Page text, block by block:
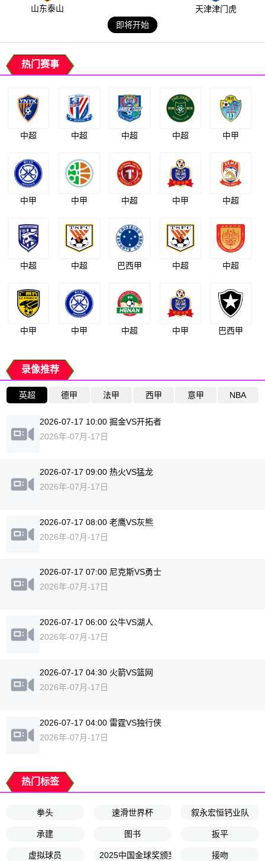
山东泰山
天津津门虎
即将开始
热门赛事
中超 中超 中超 中超 中甲
中甲 中甲 中超 中甲 中超
中超 中超 巴西甲 中超 中超
中甲 中甲 中超 中甲 巴西甲
录像推荐
英超 德甲 法甲 西甲 意甲 NBA
2026-07-17 10:00 掘金VS开拓者
2026年-07月-17日
2026-07-17 09:00 热火VS猛龙
2026年-07月-17日
2026-07-17 08:00 老鹰VS灰熊
2026年-07月-17日
2026-07-17 07:00 尼克斯VS勇士
2026年-07月-17日
2026-07-17 06:00 公牛VS湖人
2026年-07月-17日
2026-07-17 04:30 火箭VS篮网
2026年-07月-17日
2026-07-17 04:00 雷霆VS独行侠
2026年-07月-17日
热门标签
拳头 速滑世界杯 叙永宏恒钙业队
承建 图书 扳平
虚拟球员 2025中国金球奖颁奖典礼 接吻